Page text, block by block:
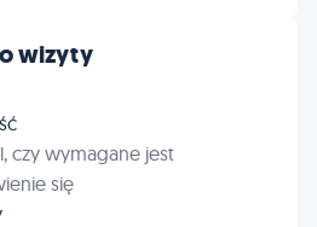
wizyty
czy wymagane jest
się